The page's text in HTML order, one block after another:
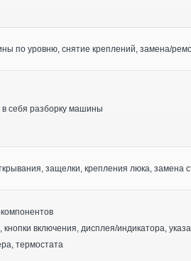
по уровню, снятие креплений, замена/
себя разборку машины
защелки, крепления люка, замена
кнопки включения, дисплея/индикатора,
термостата